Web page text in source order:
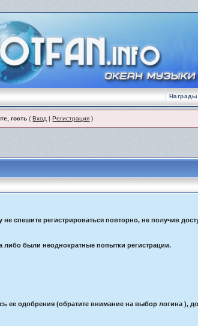
Награды
гость (Вход |Регистрация )
спешите регистрироваться повторно, не получив
были неоднократные попытки регистрации.
ее одобрения (обратите внимание на выбор логина ),